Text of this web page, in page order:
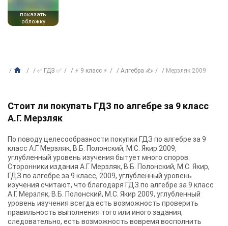
показать
обложку
✅ ГДЗ ✅ ⚡ 9 класс ⚡ Алгебра ✍ Мерзляк 2009
Стоит ли покупать ГДЗ по алгебре за 9 класс
А.Г. Мерзляк
По поводу целесообразности покупки ГДЗ по алгебре за 9
класс А.Г. Мерзляк, В.Б. Полонский, М.С. Якир 2009,
углубленный уровень изучения бытует много споров.
Сторонники издания А.Г. Мерзляк, В.Б. Полонский, М.С. Якир,
ГДЗ по алгебре за 9 класс, 2009, углубленный уровень
изучения считают, что благодаря ГДЗ по алгебре за 9 класс
А.Г. Мерзляк, В.Б. Полонский, М.С. Якир 2009, углубленный
уровень изучения всегда есть возможность проверить
правильность выполнения того или иного задания,
следовательно, есть возможность вовремя восполнить